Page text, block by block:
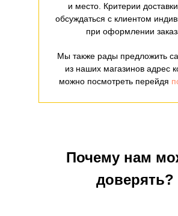
и место. Критерии
обсуждаться с клиентом
при оформлении
Мы также рады предложить
из наших магазинов адрес
можно посмотреть перейдя
Почему нам
доверять?